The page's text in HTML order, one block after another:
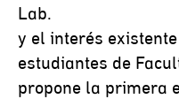
Lab.
y el interés
estudiantes de
propone la primera